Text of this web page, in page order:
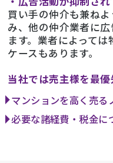
買い手の仲介も兼ね
み、他の仲介業者に
ます。業者によって
ケースもあります。
当社では売主様を最優
マンションを高く売る
必要な諸経費・税金に